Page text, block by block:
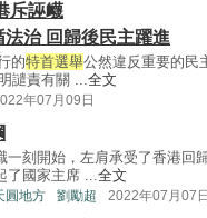
斥誣衊
治 回歸後民主躍進
的特首選舉公然違反重要的民
譴責有關 ...全文
年07月09日
一刻開始，左肩承受了香港回
了國家主席 ...全文
圓地方 劉勵超 2022年07月07日